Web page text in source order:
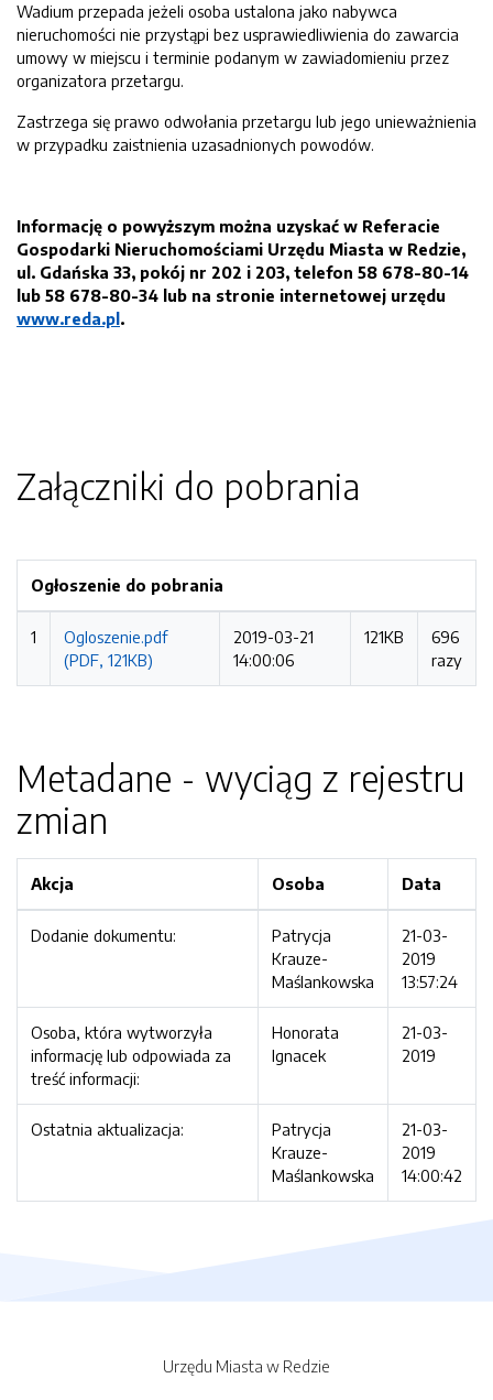
Wadium przepada jeżeli osoba ustalona jako nabywca
nieruchomości nie przystąpi bez usprawiedliwienia do zawarcia
umowy w miejscu i terminie podanym w zawiadomieniu przez
organizatora przetargu.
Zastrzega się prawo odwołania przetargu lub jego unieważnienia
w przypadku zaistnienia uzasadnionych powodów.
Informację o powyższym można uzyskać w Referacie
Gospodarki Nieruchomościami Urzędu Miasta w Redzie,
ul. Gdańska 33, pokój nr 202 i 203, telefon 58 678-80-14
lub 58 678-80-34 lub na stronie internetowej urzędu
www.reda.pl.
Załączniki do pobrania
Ogłoszenie do pobrania
1
Ogloszenie.pdf
(PDF, 121KB)
2019-03-21
14:00:06
121KB
696
razy
Metadane - wyciąg z rejestru
zmian
Akcja Osoba Data
Dodanie dokumentu:
Patrycja
Krauze-
Maślankowska
21-03-
2019
13:57:24
Osoba, która wytworzyła
informację lub odpowiada za
treść informacji:
Honorata
Ignacek
21-03-
2019
Ostatnia aktualizacja:
Patrycja
Krauze-
Maślankowska
21-03-
2019
14:00:42
Urzędu Miasta w Redzie